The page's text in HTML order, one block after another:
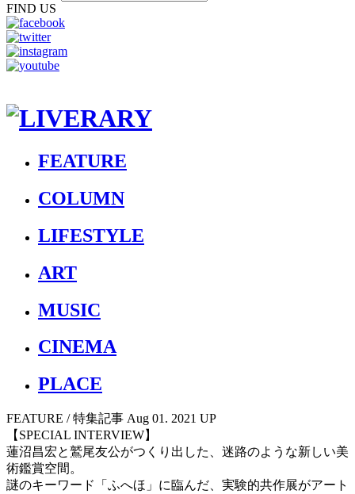
FIND US
FEATURE
COLUMN
LIFESTYLE
ART
MUSIC
CINEMA
PLACE
FEATURE / 特集記事 Aug 01. 2021 UP
【SPECIAL INTERVIEW】
蓮沼昌宏と鷲尾友公がつくり出した、迷路のような新しい美
術鑑賞空間。
謎のキーワード「ふへほ」に臨んだ、実験的共作展がアート